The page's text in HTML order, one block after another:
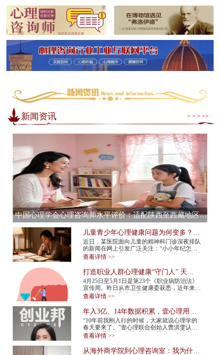
新闻资讯 > > > >>
中国心理学会心理咨询师水平评价：适配陕西至西藏地区，心理咨询师水平评价全流程服务提供商
儿童青少年心理健康问题为何变多？应
该如何预防？
近日，某医院面向儿童的精神科门诊深夜排队
的新闻在网上引发广泛关注：“小小年纪怎么
得了抑郁症”“我们的孩子怎么了”……青少年心
查看详情 >>
打造职业人群心理健康“守门人” 天津
市职业人群心理咨询平台上线
4月25日至5月1日是第23个《职业病防治法》
宣传周。昨日从市卫生健康委获悉，近年来我
市职业病综合预防效果显著，2015年至2024年
2024年...
查看详情 >>
年入3亿、14年数据积累，壹心理用AI
打造心理服务行业“小怪兽”
“10年前我刚入行的时候，大家就说心理学的
春天要来了。”壹心理联合创始人曹洪雯认
为，心理咨询行业还处在“春天来临前的寒
标准...
查看详情 >>
从海外商学院到心理咨询室：我为什么